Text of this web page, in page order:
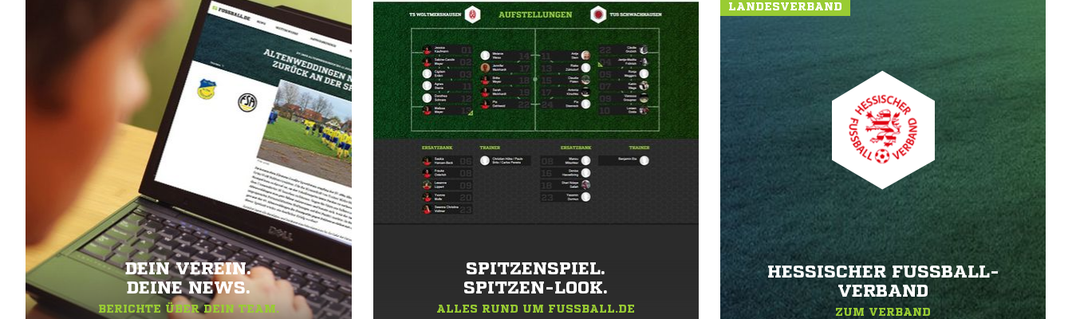
DEIN VEREIN.
DEINE NEWS.
BERICHTE ÜBER DEIN TEAM.
SPITZENSPIEL.
SPITZEN-LOOK.
ALLES RUND UM FUSSBALL.DE
LANDESVERBAND
HESSISCHER FUSSBALL-V
ERBAND
ZUM VERBAND